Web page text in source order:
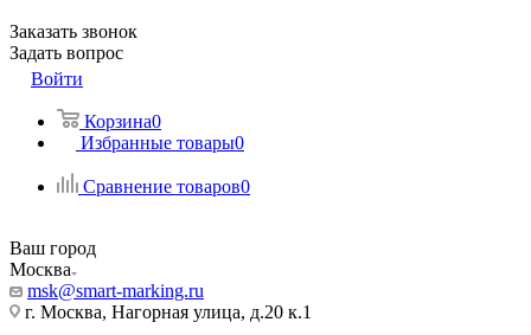
Заказать звонок
Задать вопрос
Войти
Корзина0
Избранные товары0
Сравнение товаров0
Ваш город
Москва
msk@smart-marking.ru
г. Москва, Нагорная улица, д.20 к.1